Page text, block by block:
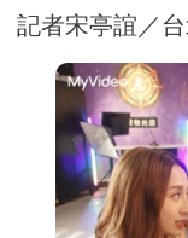
記者宋亭誼／